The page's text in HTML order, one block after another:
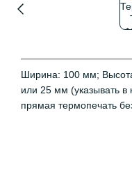
Ширина: 100 мм;
или 25 мм (указывать в
прямая термопечать